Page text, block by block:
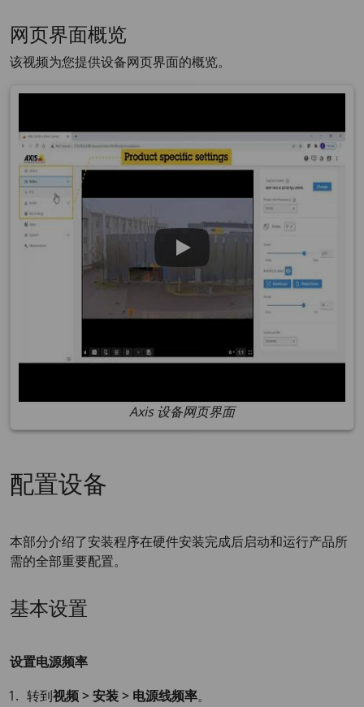
网页界面概览
该视频为您提供设备网页界面的概览。
Axis 设备网页界面
配置设备
本部分介绍了安装程序在硬件安装完成后启动和运行产品所
需的全部重要配置。
基本设置
设置电源频率
转到视频 > 安装 > 电源线频率。